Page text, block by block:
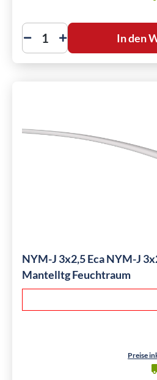
In den
NYM-J 3x2,5 Eca NYM-J
Mantelltg Feuchtraum
Preise